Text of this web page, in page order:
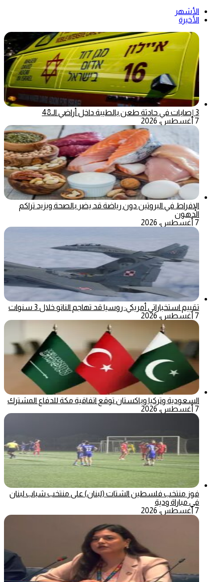
الأشهر
الأخيرة
3 إصابات في حادثة طعن بالطيبة داخل أراضي الـ48
7 أغسطس، 2026
الإفراط في البروتين دون رياضة قد يضر بالصحة ويزيد تراكم
الدهون
7 أغسطس، 2026
تقييم استخباراتي أمريكي: روسيا قد تهاجم الناتو خلال 3 سنوات
7 أغسطس، 2026
السعودية وتركيا وباكستان توقع اتفاقية مكة للدفاع المشترك
7 أغسطس، 2026
فوز منتخب فلسطين الشتات (لبنان) على منتخب شباب لبنان
في مباراة ودية
7 أغسطس، 2026